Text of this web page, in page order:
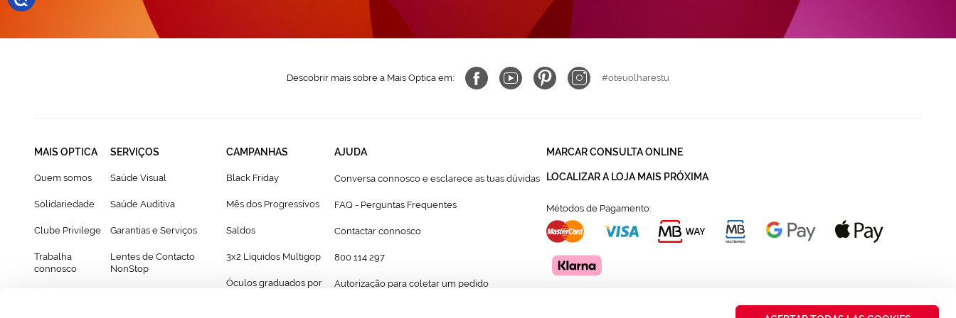
Descobrir mais sobre a Mais Optica em: #oteuolharestu
MAIS OPTICA
Quem somos
Solidariedade
Clube Privilege
Trabalha
connosco
SERVIÇOS
Saúde Visual
Saúde Auditiva
Garantias e Serviços
Lentes de Contacto
NonStop
CAMPANHAS
Black Friday
Mês dos Progressivos
Saldos
3x2 Líquidos Multigop
Óculos graduados por
AJUDA
Conversa connosco e esclarece as tuas dúvidas
FAQ - Perguntas Frequentes
Contactar connosco
800 114 297
Autorização para coletar um pedido
MARCAR CONSULTA ONLINE
LOCALIZAR A LOJA MAIS PRÓXIMA
Métodos de Pagamento: